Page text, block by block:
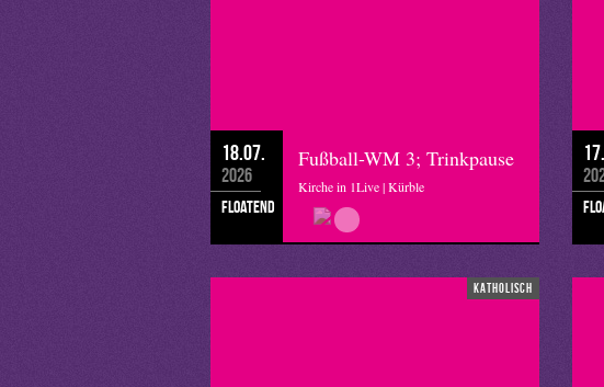
18.07.
2026
floatend
Fußball-WM 3; Trinkpause
Kirche in 1Live | Kürble
katholisch